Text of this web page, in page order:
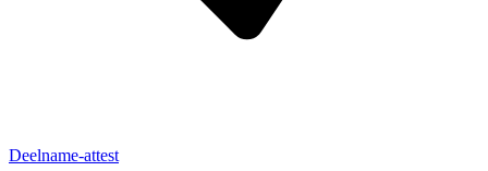
Deelname-attest